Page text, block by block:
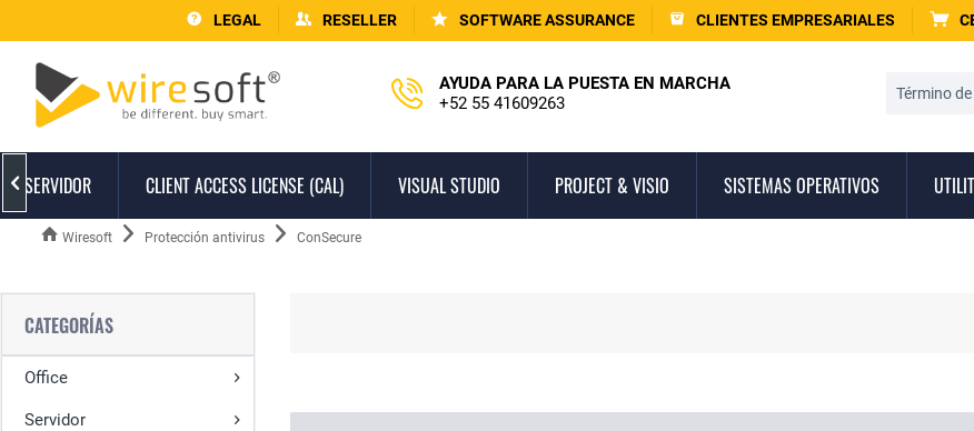
LEGAL RESELLER SOFTWARE ASSURANCE CLIENTES EMPRESARIALES
AYUDA PARA LA PUESTA EN MARCHA
+52 55 41609263
SERVIDOR CLIENT ACCESS LICENSE (CAL) VISUAL STUDIO PROJECT & VISIO SISTEMAS OPERATIVOS

Wiresoft Protección antivirus ConSecure
CATEGORÍAS
Office
Servidor